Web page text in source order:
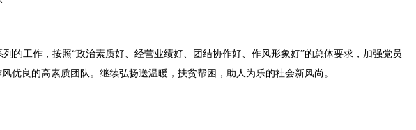
的工作，按照“政治素质好、经营业绩好、团结协作好、作风形象好”的总体要求，加强党员
良的高素质团队。继续弘扬送温暖，扶贫帮困，助人为乐的社会新风尚。